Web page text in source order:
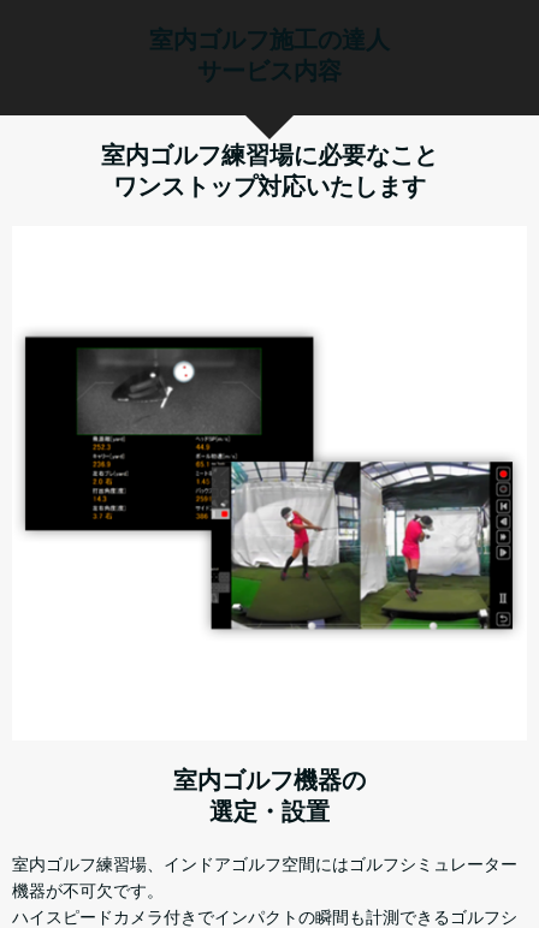
室内ゴルフ施工の達人
サービス内容
室内ゴルフ練習場に必要なこと
ワンストップ対応いたします
室内ゴルフ機器の
選定・設置
室内ゴルフ練習場、インドアゴルフ空間にはゴルフシミュレーター
機器が不可欠です。
ハイスピードカメラ付きでインパクトの瞬間も計測できるゴルフシ